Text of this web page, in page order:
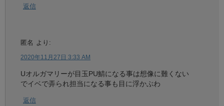
返信
匿名 より:
2020年11月27日 3:33 AM
Uオルガマリーが目玉PU鯖になる事は想像に難くない
でイベで弄られ担当になる事も目に浮かぶわ
返信